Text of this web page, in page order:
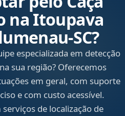
na Itoupava
especializada em detecção
sua região? Oferecemos
em geral, com suporte
e com custo acessível.
de localização de